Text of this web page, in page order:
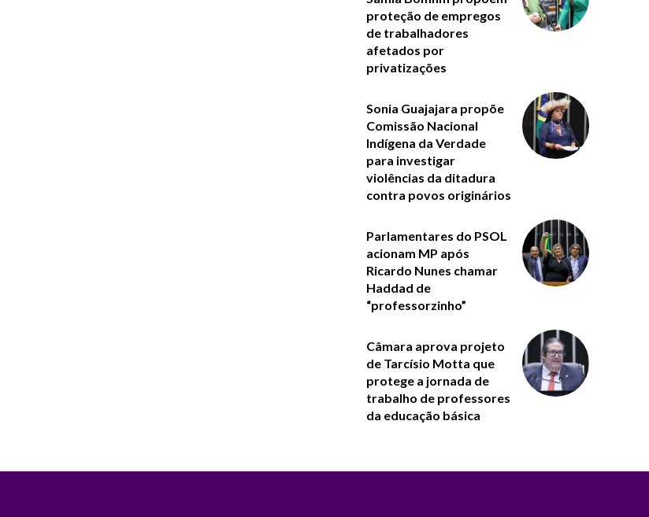
proteção de empregos
de trabalhadores
afetados por
privatizações
Sonia Guajajara propõe
Comissão Nacional
Indígena da Verdade
para investigar
violências da ditadura
contra povos originários
Parlamentares do PSOL
acionam MP após
Ricardo Nunes chamar
Haddad de
“professorzinho”
Câmara aprova projeto
de Tarcísio Motta que
protege a jornada de
trabalho de professores
da educação básica